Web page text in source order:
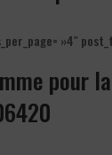
»4″
pour